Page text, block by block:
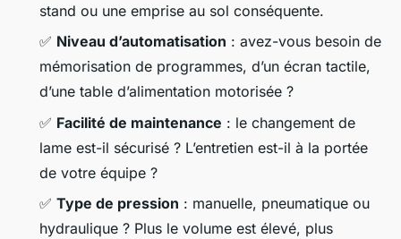
stand ou une emprise au sol conséquente.
✅ Niveau d’automatisation : avez-vous besoin de
mémorisation de programmes, d’un écran tactile,
d’une table d’alimentation motorisée ?
✅ Facilité de maintenance : le changement de
lame est-il sécurisé ? L’entretien est-il à la portée
de votre équipe ?
✅ Type de pression : manuelle, pneumatique ou
hydraulique ? Plus le volume est élevé, plus